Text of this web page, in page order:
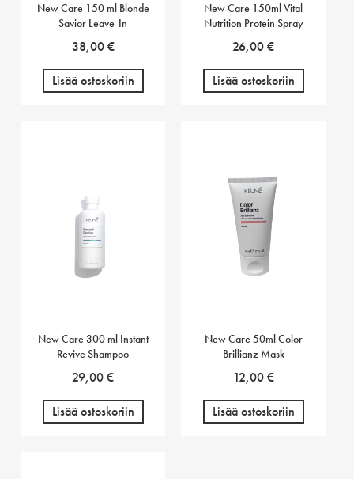
New Care 150 ml Blonde
Savior Leave-In
38,00€
Lisää ostoskoriin
New Care 150ml Vital
Nutrition Protein Spray
26,00€
Lisää ostoskoriin
New Care 300 ml Instant
Revive Shampoo
29,00€
Lisää ostoskoriin
New Care 50ml Color
Brillianz Mask
12,00€
Lisää ostoskoriin